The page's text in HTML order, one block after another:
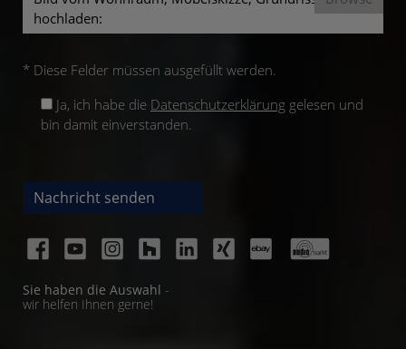
hochladen:
* Diese Felder müssen ausgefüllt werden.
Ja, ich habe die Datenschutzerklärung gelesen und
bin damit einverstanden.
Nachricht senden
Sie haben die Auswahl -
wir helfen Ihnen gerne!